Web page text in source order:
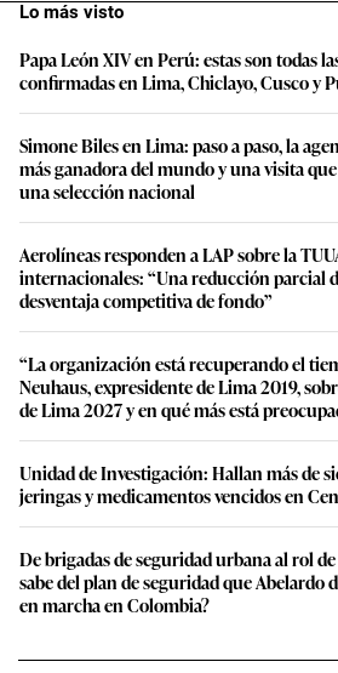
Lo más visto
Papa León XIV en Perú: estas son todas
confirmadas en Lima, Chiclayo, Cusco y
Simone Biles en Lima: paso a paso, la
más ganadora del mundo y una visita
una selección nacional
Aerolíneas responden a LAP sobre la
internacionales: “Una reducción parcial
desventaja competitiva de fondo”
“La organización está recuperando el
Neuhaus, expresidente de Lima 2019,
de Lima 2027 y en qué más está
Unidad de Investigación: Hallan más de
jeringas y medicamentos vencidos en
De brigadas de seguridad urbana al rol
sabe del plan de seguridad que Abelardo
en marcha en Colombia?